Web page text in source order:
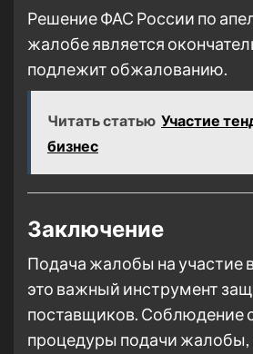
Решение ФАС России по
жалобе является
подлежит обжалованию.
Читать статью Участие
бизнес
Заключение
Подача жалобы на участие
это важный инструмент
поставщиков. Соблюдение
процедуры подачи жалобы,